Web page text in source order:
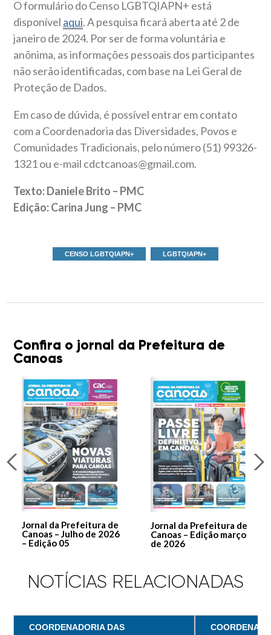
O formulário do Censo LGBTQIAPN+ está
disponível aqui. A pesquisa ficará aberta até 2 de
janeiro de 2024. Por ser de forma voluntária e
anônima, as informações pessoais dos participantes
não serão identificadas, com base na Lei Geral de
Proteção de Dados.
Em caso de dúvida, é possível entrar em contato
com a Coordenadoria das Diversidades, Povos e
Comunidades Tradicionais, pelo número (51) 99326-
1321 ou e-mail cdctcanoas@gmail.com.
Texto: Daniele Brito – PMC
Edição: Carina Jung – PMC
CENSO LGBTQIAPN+ LGBTQIAPN+
Confira o jornal da Prefeitura de
Canoas
Jornal da Prefeitura de
Canoas – Julho de 2026
– Edição 05
Jornal da Prefeitura de
Canoas – Edição março
de 2026
NOTÍCIAS RELACIONADAS
COORDENADORIA DAS